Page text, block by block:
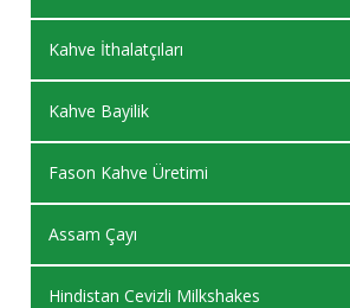
Kahve İthalatçıları
Kahve Bayilik
Fason Kahve Üretimi
Assam Çayı
Hindistan Cevizli Milkshakes